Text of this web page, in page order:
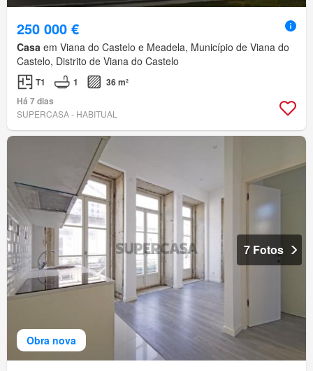
250 000 €
Casa em Viana do Castelo e Meadela, Município de Viana do
Castelo, Distrito de Viana do Castelo
T1 1
36 m²
Há 7 dias
SUPERCASA - HABITUAL
Obra nova
7 Fotos